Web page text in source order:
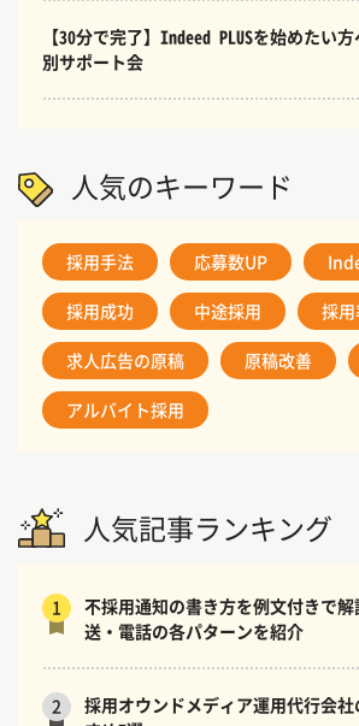
【30分で完了】Indeed PLUSを始めたい
別サポート会
人気のキーワード
採用手法 応募数UP
採用成功 中途採用 採
求人広告の原稿 原稿改善
アルバイト採用
人気記事ランキング
1
不採用通知の書き方を例文付きで
送・電話の各パターンを紹介
2
採用オウンドメディア運用代行会